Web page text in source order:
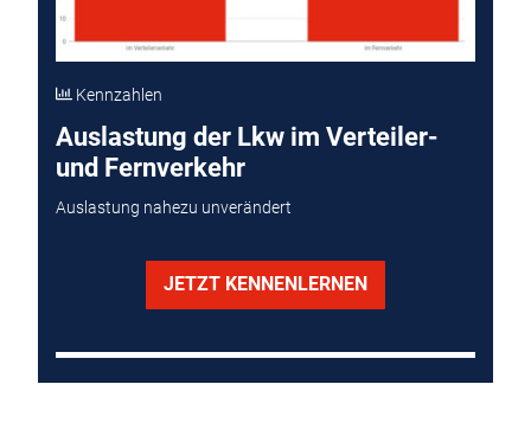
Kennzahlen
Auslastung der Lkw im Verteiler-
und Fernverkehr
Auslastung nahezu unverändert
JETZT KENNENLERNEN